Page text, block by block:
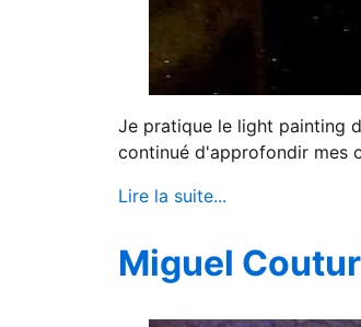
Je pratique le light painting
continué d'approfondir mes
Lire la suite...
Miguel